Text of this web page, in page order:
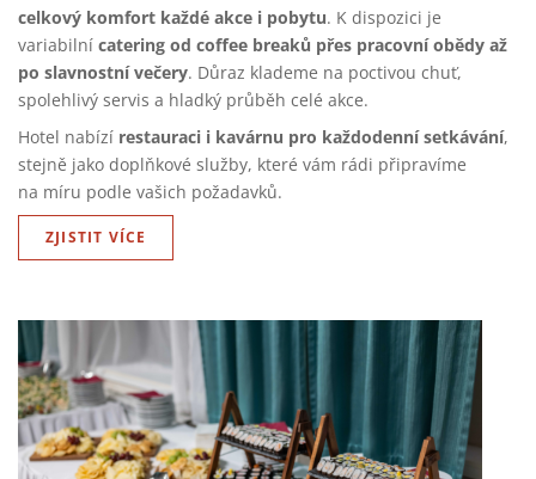
celkový komfort každé akce i pobytu. K dispozici je
variabilní catering od coffee breaků přes pracovní obědy až
po slavnostní večery. Důraz klademe na poctivou chuť,
spolehlivý servis a hladký průběh celé akce.
Hotel nabízí restauraci i kavárnu pro každodenní setkávání,
stejně jako doplňkové služby, které vám rádi připravíme
na míru podle vašich požadavků.
ZJISTIT VÍCE